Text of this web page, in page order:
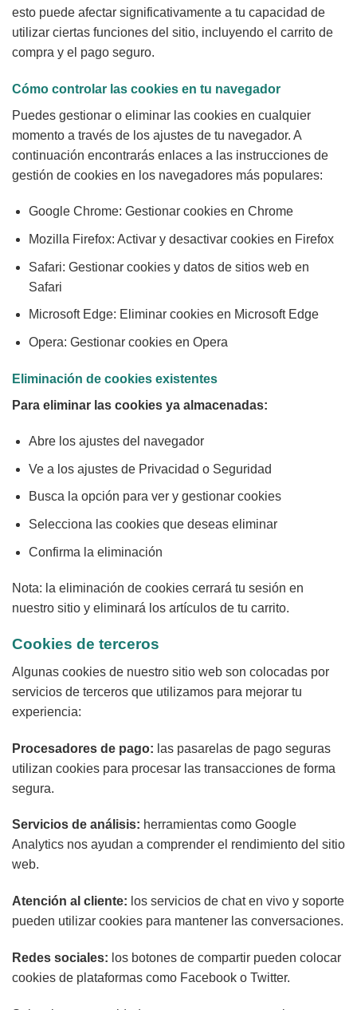
esto puede afectar significativamente a tu capacidad de
utilizar ciertas funciones del sitio, incluyendo el carrito de
compra y el pago seguro.
Cómo controlar las cookies en tu navegador
Puedes gestionar o eliminar las cookies en cualquier
momento a través de los ajustes de tu navegador. A
continuación encontrarás enlaces a las instrucciones de
gestión de cookies en los navegadores más populares:
Google Chrome: Gestionar cookies en Chrome
Mozilla Firefox: Activar y desactivar cookies en Firefox
Safari: Gestionar cookies y datos de sitios web en
Safari
Microsoft Edge: Eliminar cookies en Microsoft Edge
Opera: Gestionar cookies en Opera
Eliminación de cookies existentes
Para eliminar las cookies ya almacenadas:
Abre los ajustes del navegador
Ve a los ajustes de Privacidad o Seguridad
Busca la opción para ver y gestionar cookies
Selecciona las cookies que deseas eliminar
Confirma la eliminación
Nota: la eliminación de cookies cerrará tu sesión en
nuestro sitio y eliminará los artículos de tu carrito.
Cookies de terceros
Algunas cookies de nuestro sitio web son colocadas por
servicios de terceros que utilizamos para mejorar tu
experiencia:
Procesadores de pago: las pasarelas de pago seguras
utilizan cookies para procesar las transacciones de forma
segura.
Servicios de análisis: herramientas como Google
Analytics nos ayudan a comprender el rendimiento del sitio
web.
Atención al cliente: los servicios de chat en vivo y soporte
pueden utilizar cookies para mantener las conversaciones.
Redes sociales: los botones de compartir pueden colocar
cookies de plataformas como Facebook o Twitter.